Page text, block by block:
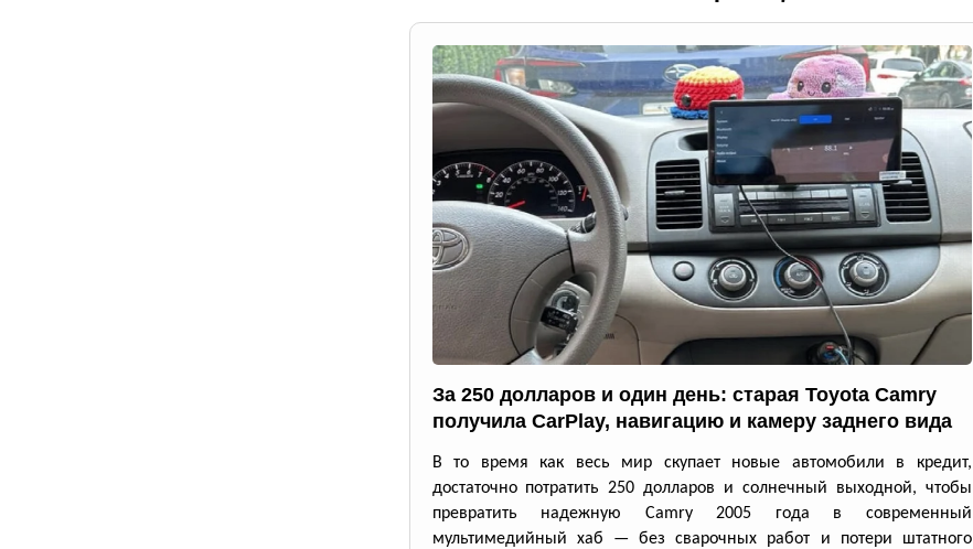
За 250 долларов и один день: старая Toyota Camry
получила CarPlay, навигацию и камеру заднего вида
В то время как весь мир скупает новые автомобили в кредит,
достаточно потратить 250 долларов и солнечный выходной, чтобы
превратить надежную Camry 2005 года в современный
мультимедийный хаб — без сварочных работ и потери штатного